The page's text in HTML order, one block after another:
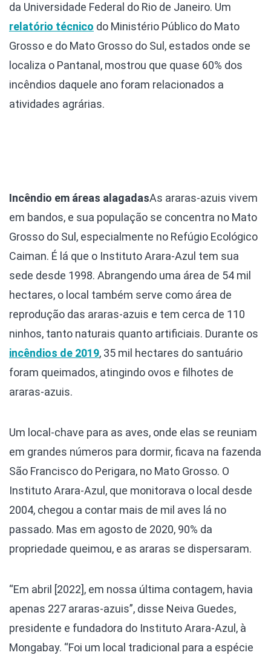
da Universidade Federal do Rio de Janeiro. Um
relatório técnico do Ministério Público do Mato
Grosso e do Mato Grosso do Sul, estados onde se
localiza o Pantanal, mostrou que quase 60% dos
incêndios daquele ano foram relacionados a
atividades agrárias.
Incêndio em áreas alagadasAs araras-azuis vivem
em bandos, e sua população se concentra no Mato
Grosso do Sul, especialmente no Refúgio Ecológico
Caiman. É lá que o Instituto Arara-Azul tem sua
sede desde 1998. Abrangendo uma área de 54 mil
hectares, o local também serve como área de
reprodução das araras-azuis e tem cerca de 110
ninhos, tanto naturais quanto artificiais. Durante os
incêndios de 2019, 35 mil hectares do santuário
foram queimados, atingindo ovos e filhotes de
araras-azuis.
Um local-chave para as aves, onde elas se reuniam
em grandes números para dormir, ficava na fazenda
São Francisco do Perigara, no Mato Grosso. O
Instituto Arara-Azul, que monitorava o local desde
2004, chegou a contar mais de mil aves lá no
passado. Mas em agosto de 2020, 90% da
propriedade queimou, e as araras se dispersaram.
“Em abril [2022], em nossa última contagem, havia
apenas 227 araras-azuis”, disse Neiva Guedes,
presidente e fundadora do Instituto Arara-Azul, à
Mongabay. “Foi um local tradicional para a espécie